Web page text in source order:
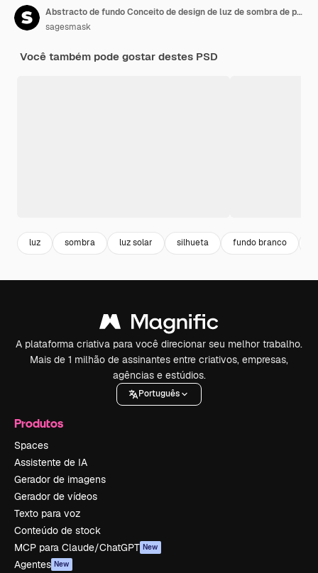
Abstracto de fundo Conceito de design de luz de sombra de parede de cimento
sagesmask
Você também pode gostar destes PSD
luz sombra luz solar silhueta fundo branco
A plataforma criativa para você direcionar seu melhor trabalho.
Mais de 1 milhão de assinantes entre criativos, empresas,
agências e estúdios.
Português
Produtos
Spaces
Assistente de IA
Gerador de imagens
Gerador de vídeos
Texto para voz
Conteúdo de stock
MCP para Claude/ChatGPT New
Agentes New